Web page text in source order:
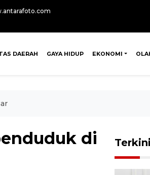
DAERAH GAYA HIDUP EKONOMI
di
Terkini